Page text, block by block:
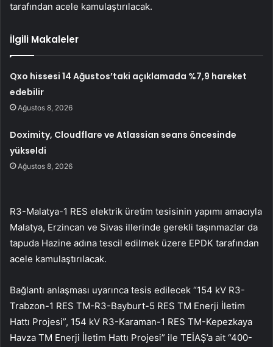
tarafından acele kamulaştırılacak.
İlgili Makaleler
Qxo hissesi 14 Ağustos’taki açıklamada %7,9 hareket
edebilir
Ağustos 8, 2026
Doximity, Cloudflare ve Atlassian seans öncesinde
yükseldi
Ağustos 8, 2026
R3-Malatya-1 RES elektrik üretim tesisinin yapımı amacıyla
Malatya, Erzincan ve Sivas illerinde gerekli taşınmazlar da
tapuda Hazine adına tescil edilmek üzere EPDK tarafından
acele kamulaştırılacak.
Bağlantı anlaşması uyarınca tesis edilecek “154 kV R3-
Trabzon-1 RES TM-R3-Bayburt-5 RES TM Enerji İletim
Hattı Projesi”, 154 kV R3-Karaman-1 RES TM-Kepezkaya
Havza TM Enerji İletim Hattı Projesi” ile TEİAŞ’a ait “400-